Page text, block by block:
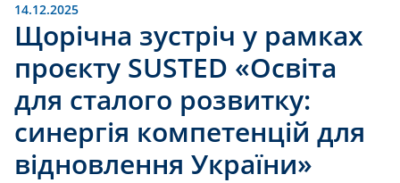
14.12.2025
Щорічна зустріч у рамках
проєкту SUSTED «Освіта
для сталого розвитку:
синергія компетенцій для
відновлення України»